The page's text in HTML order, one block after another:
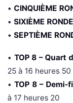
• CINQUIÈME
• SIXIÈME
• SEPTIÈME
• TOP 8 – Quart
25 à 16 heures 50
• TOP 8 –
à 17 heures 20